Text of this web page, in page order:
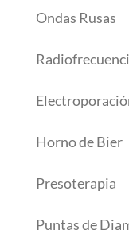
Ondas Rusas
Horno de Bier
Presoterapia
Puntas de